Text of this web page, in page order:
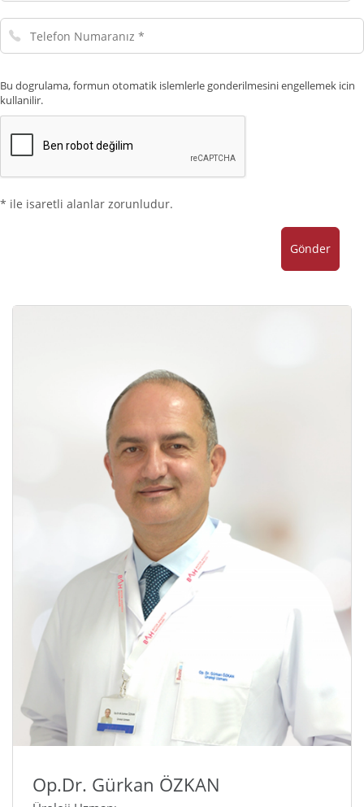
Telefon
Numaranız
Bu dogrulama, formun otomatik islemlerle gonderilmesini engellemek icin
kullanilir.
* ile isaretli alanlar zorunludur.
Gönder
Op.Dr. Gürkan ÖZKAN